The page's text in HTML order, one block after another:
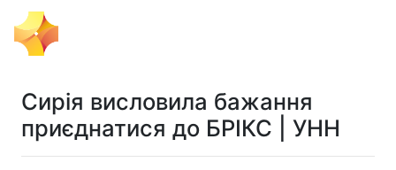
Сирія висловила бажання
приєднатися до БРІКС | УНН